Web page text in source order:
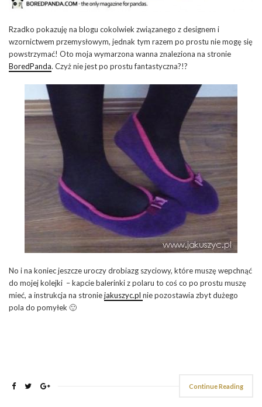
Rzadko pokazuję na blogu cokolwiek związanego z designem i
wzornictwem przemysłowym, jednak tym razem po prostu nie mogę się
powstrzymać! Oto moja wymarzona wanna znaleziona na stronie
BoredPanda. Czyż nie jest po prostu fantastyczna?!?
No i na koniec jeszcze uroczy drobiazg szyciowy, które muszę wepchnąć
do mojej kolejki – kapcie balerinki z polaru to coś co po prostu muszę
mieć, a instrukcja na stroniejakuszyc.pl nie pozostawia zbyt dużego
pola do pomyłek 🙂
Continue Reading